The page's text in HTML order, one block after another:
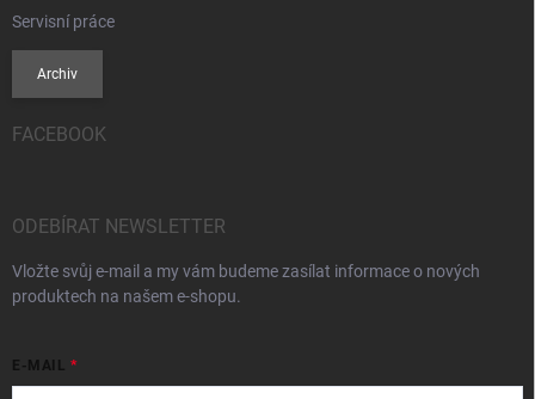
Servisní práce
Archiv
FACEBOOK
ODEBÍRAT NEWSLETTER
Vložte svůj e-mail a my vám budeme zasílat informace o nových
produktech na našem e-shopu.
E-MAIL